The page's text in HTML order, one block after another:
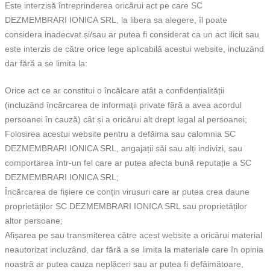
Este interzisă întreprinderea oricărui act pe care SC
DEZMEMBRARI IONICA SRL, la libera sa alegere, îl poate
considera inadecvat și/sau ar putea fi considerat ca un act ilicit sau
este interzis de către orice lege aplicabilă acestui website, incluzând
dar fără a se limita la:
Orice act ce ar constitui o încălcare atât a confidențialității
(incluzând încărcarea de informații private fără a avea acordul
persoanei în cauză) cât și a oricărui alt drept legal al persoanei;
Folosirea acestui website pentru a defăima sau calomnia SC
DEZMEMBRARI IONICA SRL, angajații săi sau alți indivizi, sau
comportarea într-un fel care ar putea afecta bună reputație a SC
DEZMEMBRARI IONICA SRL;
Încărcarea de fișiere ce conțin virusuri care ar putea crea daune
proprietăților SC DEZMEMBRARI IONICA SRL sau proprietăților
altor persoane;
Afișarea pe sau transmiterea către acest website a oricărui material
neautorizat incluzând, dar fără a se limita la materiale care în opinia
noastră ar putea cauza neplăceri sau ar putea fi defăimătoare,